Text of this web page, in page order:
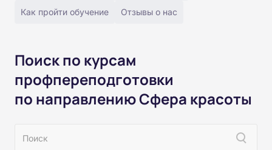
Как пройти обучение Отзывы о нас
Поиск по курсам
профпереподготовки
по направлению Сфера красоты